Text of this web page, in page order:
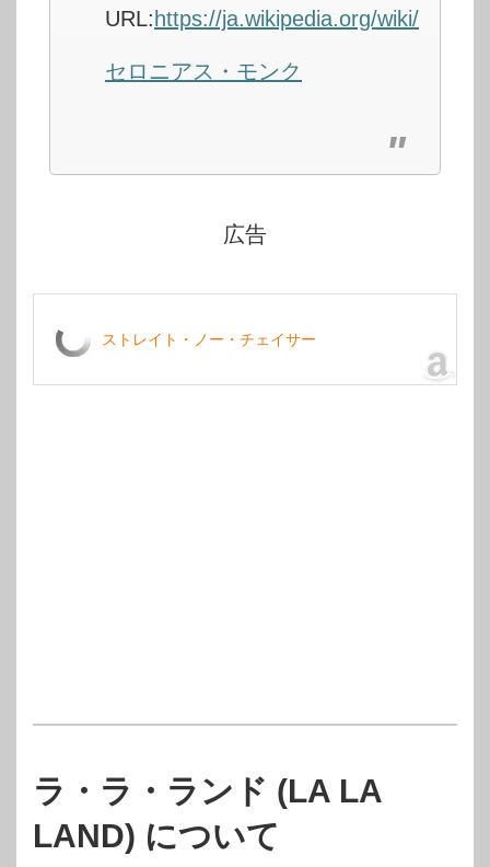
URL: https://ja.wikipedia.org/wiki/
セロニアス・モンク
広告
ストレイト・ノー・チェイサー
ラ・ラ・ランド (LA LA
LAND) について